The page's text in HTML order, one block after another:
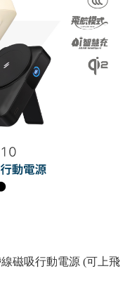
磁吸行動電源 (可上飛